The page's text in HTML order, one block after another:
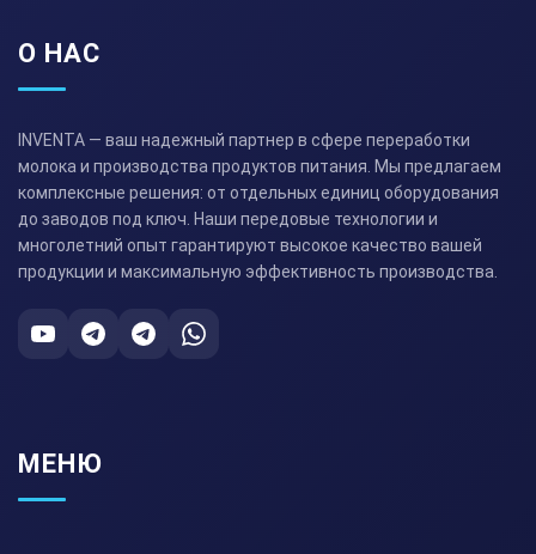
О НАС
INVENTA — ваш надежный партнер в сфере переработки
молока и производства продуктов питания. Мы предлагаем
комплексные решения: от отдельных единиц оборудования
до заводов под ключ. Наши передовые технологии и
многолетний опыт гарантируют высокое качество вашей
продукции и максимальную эффективность производства.
МЕНЮ